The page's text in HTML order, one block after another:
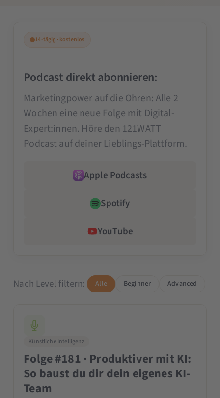
14-tägig · kostenlos
Podcast direkt abonnieren:
Marketingpower auf die Ohren: Alle 2
Wochen eine neue Folge mit Digital-
Expert:innen. Höre den 121WATT
Podcast auf deiner Lieblings-Plattform.
Apple Podcasts
Spotify
YouTube
Nach Level filtern: Alle Beginner Advanced
Künstliche Intelligenz
Folge #181 · Produktiver mit KI:
So baust du dir dein eigenes KI-
Team